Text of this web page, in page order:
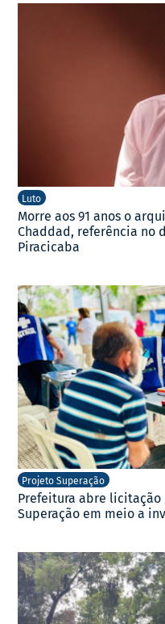
Luto
Morre aos 91 anos o
Chaddad, referência no
Piracicaba
Projeto Superação
Prefeitura abre licitação
Superação em meio a